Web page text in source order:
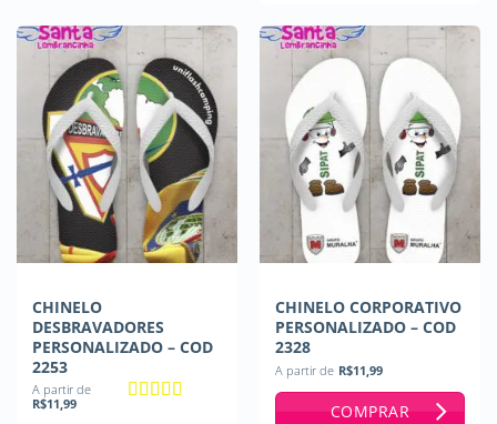
CHINELO
DESBRAVADORES
PERSONALIZADO – COD
2253
A partir de
R$11,99
CHINELO CORPORATIVO
PERSONALIZADO – COD
2328
A partir de R$11,99
COMPRAR